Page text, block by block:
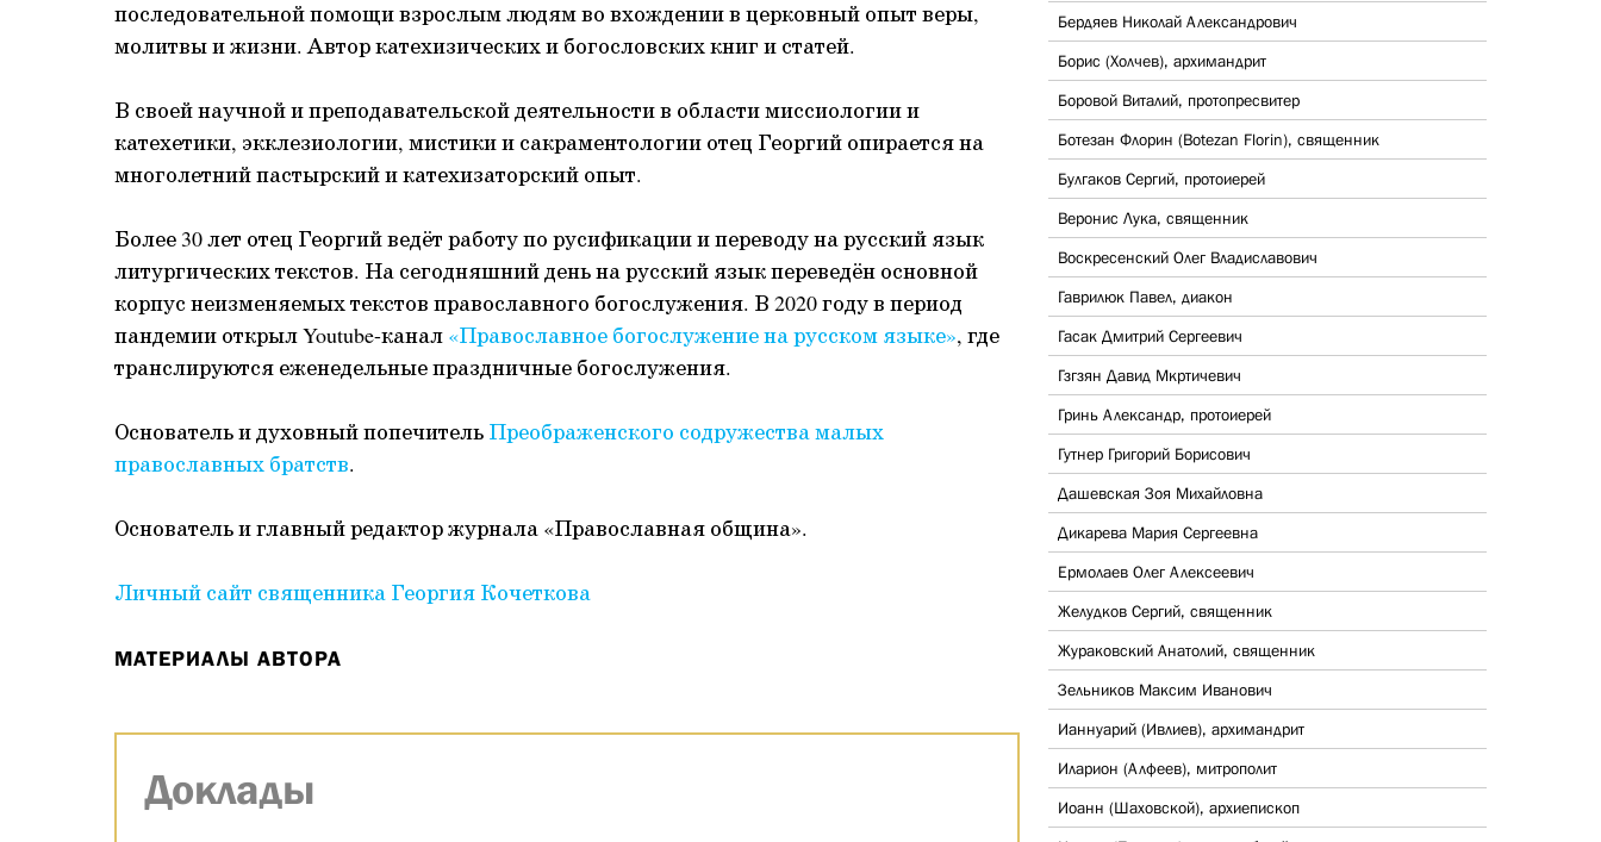
последовательной помощи взрослым людям во вхождении в церковный опыт веры,
молитвы и жизни. Автор катехизических и богословских книг и статей.
В своей научной и преподавательской деятельности в области миссиологии и
катехетики, экклезиологии, мистики и сакраментологии отец Георгий опирается на
многолетний пастырский и катехизаторский опыт.
Более 30 лет отец Георгий ведёт работу по русификации и переводу на русский язык
литургических текстов. На сегодняшний день на русский язык переведён основной
корпус неизменяемых текстов православного богослужения. В 2020 году в период
пандемии открыл Youtube-канал «Православное богослужение на русском языке», где
транслируются еженедельные праздничные богослужения.
Основатель и духовный попечитель Преображенского содружества малых
православных братств.
Основатель и главный редактор журнала «Православная община».
Личный сайт священника Георгия Кочеткова
МАТЕРИАЛЫ АВТОРА
Доклады
Бердяев Николай Александрович
Борис (Холчев), архимандрит
Боровой Виталий, протопресвитер
Ботезан Флорин (Botezan Florin), священник
Булгаков Сергий, протоиерей
Веронис Лука, священник
Воскресенский Олег Владиславович
Гаврилюк Павел, диакон
Гасак Дмитрий Сергеевич
Гзгзян Давид Мкртичевич
Гринь Александр, протоиерей
Гутнер Григорий Борисович
Дашевская Зоя Михайловна
Дикарева Мария Сергеевна
Ермолаев Олег Алексеевич
Желудков Сергий, священник
Жураковский Анатолий, священник
Зельников Максим Иванович
Ианнуарий (Ивлиев), архимандрит
Иларион (Алфеев), митрополит
Иоанн (Шаховской), архиепископ